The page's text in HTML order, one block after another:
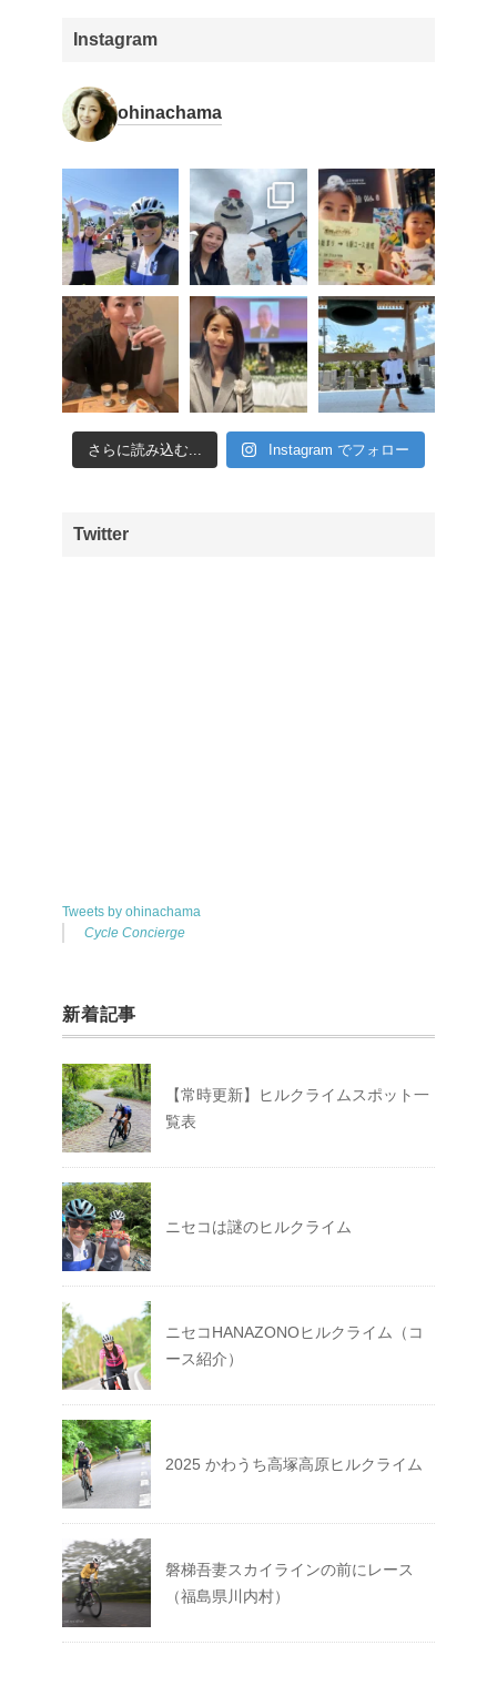
Instagram
ohinachama
さらに読み込む... Instagram でフォロー
Twitter
Tweets by ohinachama
Cycle Concierge
新着記事
【常時更新】ヒルクライムスポット一
覧表
ニセコは謎のヒルクライム
ニセコHANAZONOヒルクライム（コ
ース紹介）
2025 かわうち高塚高原ヒルクライム
磐梯吾妻スカイラインの前にレース
（福島県川内村）